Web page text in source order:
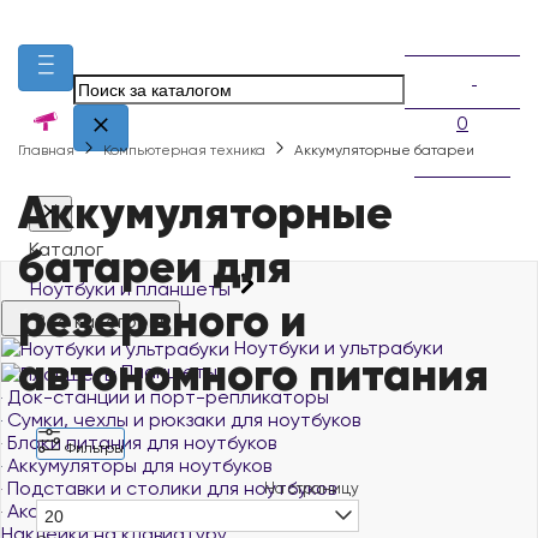
0
Каталог
Ноутбуки и планшеты
Все категории
Ноутбуки и ультрабуки
Планшеты
Док-станции и порт-репликаторы
Сумки, чехлы и рюкзаки для ноутбуков
Блоки питания для ноутбуков
Аккумуляторы для ноутбуков
Подставки и столики для ноутбуков
Аксессуары для ноутбуков
Наклейки на клавиатуру
Главная Компьютерная техника Аккумуляторные батареи
Аккумуляторные
батареи для
резервного и
автономного питания
Фильтры
На страницу
20